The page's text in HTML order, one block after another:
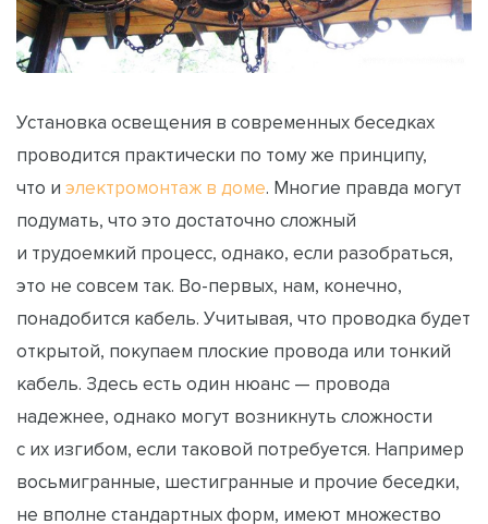
Установка освещения в современных беседках
проводится практически по тому же принципу,
что и электромонтаж в доме. Многие правда могут
подумать, что это достаточно сложный
и трудоемкий процесс, однако, если разобраться,
это не совсем так. Во-первых, нам, конечно,
понадобится кабель. Учитывая, что проводка будет
открытой, покупаем плоские провода или тонкий
кабель. Здесь есть один нюанс — провода
надежнее, однако могут возникнуть сложности
с их изгибом, если таковой потребуется. Например
восьмигранные, шестигранные и прочие беседки,
не вполне стандартных форм, имеют множество